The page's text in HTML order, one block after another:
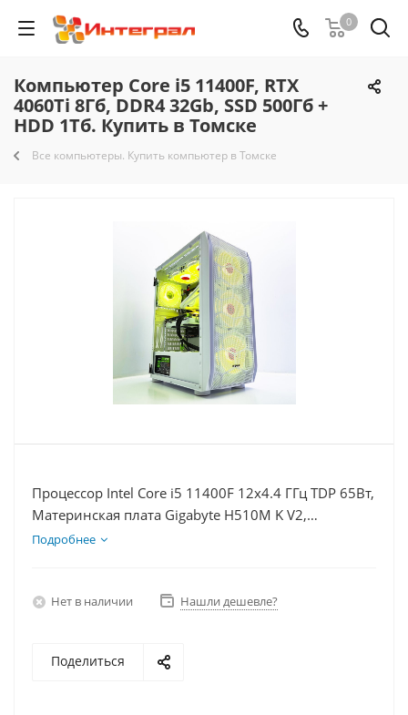
0
Компьютер Core i5 11400F, RTX
4060Ti 8Гб, DDR4 32Gb, SSD 500Гб +
HDD 1Тб. Купить в Томске
Все компьютеры. Купить компьютер в Томске
Процессор Intel Core i5 11400F 12x4.4 ГГц TDP 65Вт,
Материнская плата Gigabyte H510M K V2,
Видеокарта RTX 4060Ti 8Гб, Память DDR4 32Gb,
Подробнее
Нет в наличии Нашли дешевле?
Поделиться